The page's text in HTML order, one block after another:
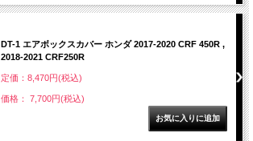
DT-1 エアボックスカバー ホンダ 2017-2020 CRF 450R ,
2018-2021 CRF250R
定価：8,470円(税込)
価格： 7,700円(税込)